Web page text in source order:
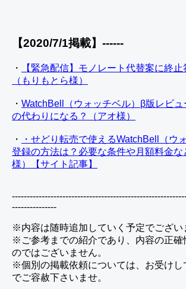
【2020/7/1掲載】------
・
【緊急配信】モノレート代替案に終止
（もりもとら様）
・ WatchBell（ウォッチベル）β版レビュ
の代わりになる？（アオ様）
・
・せどり転売で使えるWatchBell（ウ
登録の方法は？必要な条件や月額料金な
様）【サイト記事】
---------------
※内容は随時追加していく予定でござい
※ご参考までの紹介であり、内容の正確
のではございません。
※個別の掲載依頼については、お受けし
でご容赦下さいませ。